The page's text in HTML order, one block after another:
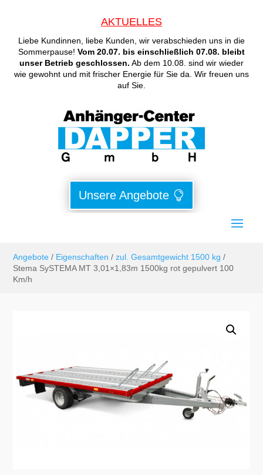
AKTUELLES
Liebe Kundinnen, liebe Kunden, wir verabschieden uns in die
Sommerpause! Vom 20.07. bis einschließlich 07.08. bleibt
unser Betrieb geschlossen. Ab dem 10.08. sind wir wieder
wie gewohnt und mit frischer Energie für Sie da. Wir freuen uns
auf Sie.
Unsere Angebote
Angebote / Eigenschaften /zul. Gesamtgewicht 1500 kg /
Stema SySTEMA MT 3,01×1,83m 1500kg rot gepulvert 100
Km/h